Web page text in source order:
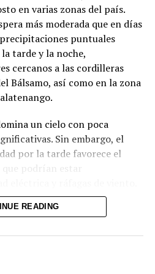
X
en varias zonas del país.
más moderada que en días
puntuales
tarde y la noche,
cercanos a las cordilleras
Bálsamo, así como en la zona
un cielo con poca
Sin embargo, el
por la tarde favorece el
podrían estar
mantendrá entre poco y
el occidente y la zona norte,
a la población mantenerse
del MARN y de Protección
READING